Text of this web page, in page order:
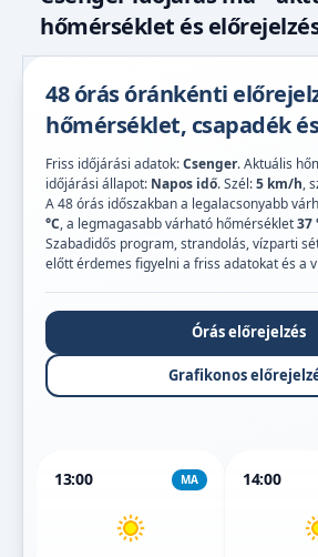
hőmérséklet és
48 órás óránkénti
hőmérséklet, csapadék
Friss időjárási adatok:Csenger. Aktuális
időjárási állapot: Napos idő. Szél:5 km/h,
A 48 órás időszakban a legalacsonyabb
°C, a legmagasabb várható hőmérséklet37
Szabadidős program, strandolás, vízparti
előtt érdemes figyelni a friss adatokat és a
Órás előrejelzés
Grafikonos
13:00 MA 14:00